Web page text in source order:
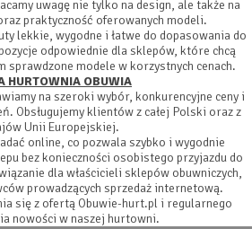
uwagę nie tylko na design, ale także na
praktyczność oferowanych modeli.
lekkie, wygodne i łatwe do dopasowania do
odpowiednie dla sklepów, które chcą
modele w korzystnych cenach.
HURTOWNIA OBUWIA
na szeroki wybór, konkurencyjne ceny i
Obsługujemy klientów z całej Polski oraz z
Unii Europejskiej.
online, co pozwala szybko i wygodnie
bez konieczności osobistego przyjazdu do
dla właścicieli sklepów obuwniczych,
prowadzących sprzedaż internetową.
się z ofertą Obuwie-hurt.pl i regularnego
nowości w naszej hurtowni.